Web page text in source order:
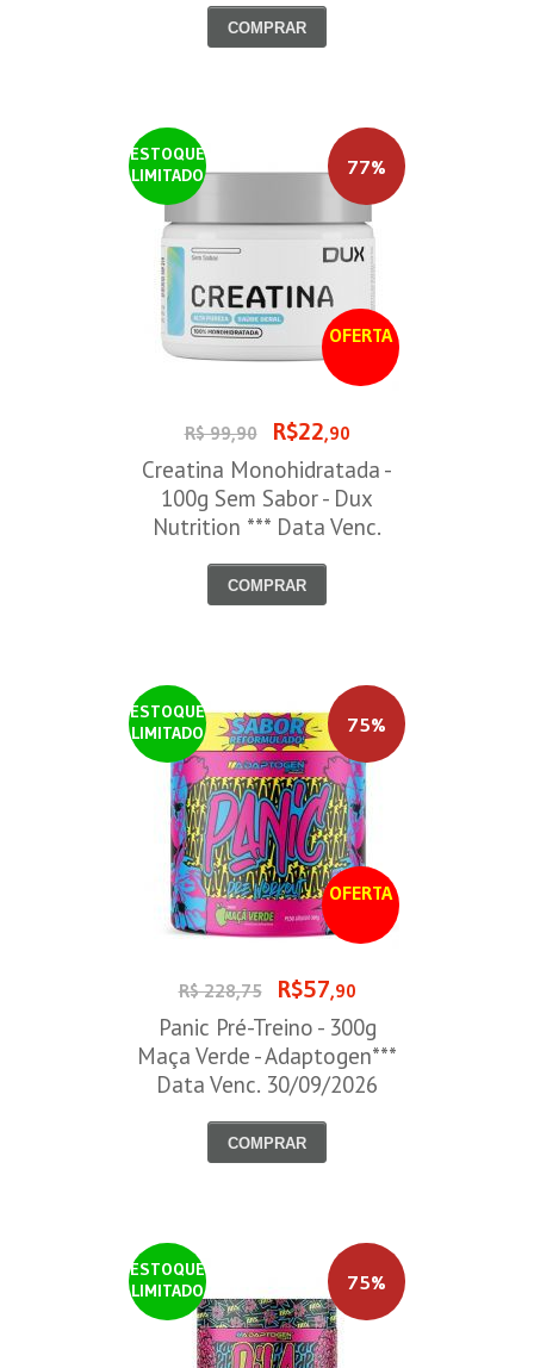
COMPRAR
ESTOQUE
LIMITADO
OFERTA
77%
R$ 99,90 R$22,90
Creatina Monohidratada -
100g Sem Sabor - Dux
Nutrition *** Data Venc.
COMPRAR
ESTOQUE
LIMITADO
OFERTA
75%
R$ 228,75 R$57,90
Panic Pré-Treino - 300g
Maça Verde - Adaptogen***
Data Venc. 30/09/2026
COMPRAR
ESTOQUE
LIMITADO
75%